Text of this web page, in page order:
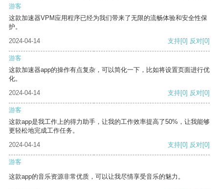
游客
这款加速器VPM应用程序已经为我们带来了无限的流畅体验和安全性保
护。
2024-04-14
支持[0] 反对[0]
游客
这款加速器app的操作有点复杂，可以简化一下，比如将设置页面进行优
化。
2024-04-14
支持[0] 反对[0]
游客
这款app是我工作上的得力助手，让我的工作效率提高了50%，让我能够
更轻松地完成工作任务。
2024-04-14
支持[0] 反对[0]
游客
这款app的音乐资源非常优质，可以让我尽情享受音乐的魅力。